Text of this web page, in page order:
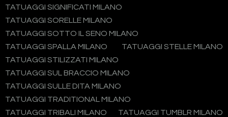
TATUAGGI SIGNIFICATI MILANO
TATUAGGI SORELLE MILANO
TATUAGGI SOTTO IL SENO MILANO
TATUAGGI SPALLA MILANO
TATUAGGI STELLE MILANO
TATUAGGI STILIZZATI MILANO
TATUAGGI SUL BRACCIO MILANO
TATUAGGI SULLE DITA MILANO
TATUAGGI TRADITIONAL MILANO
TATUAGGI TRIBALI MILANO
TATUAGGI TUMBLR MILANO